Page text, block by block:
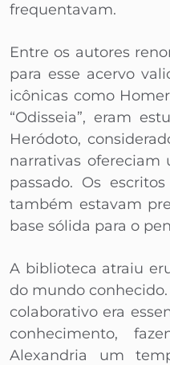
frequentavam.
Entre os autores
para esse acervo
icônicas como
“Odisseia”, eram
Heródoto,
narrativas ofereciam
passado. Os
também estavam
base sólida para o
A biblioteca atraiu
do mundo
colaborativo era
conhecimento,
Alexandria um